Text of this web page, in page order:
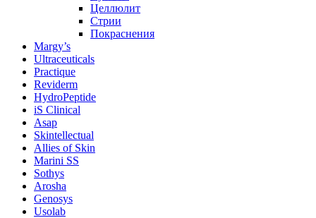
Целлюлит
Стрии
Покраснения
Margy’s
Ultraceuticals
Practique
Reviderm
HydroPeptide
iS Clinical
Asap
Skintellectual
Allies of Skin
Marini SS
Sothys
Arosha
Genosys
Usolab